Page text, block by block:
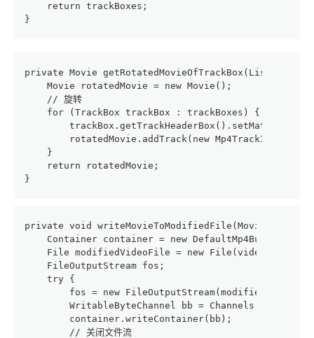
    return trackBoxes;
}
private Movie
    Movie rotatedMovie = new Movie();
    // 旋转
    for (TrackBox trackBox : trackBoxes) {
rotatedMovie.addTrack(new
    }
    return rotatedMovie;
}
private void writeMovieToModifiedFile(Movie movie)
Container container = new
File modifiedVideoFile = new
    FileOutputStream fos;
    try {
fos = new
WritableByteChannel bb =
        container.writeContainer(bb);
        // 关闭文件流